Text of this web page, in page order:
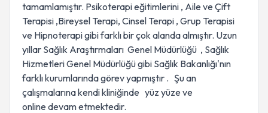
tamamlamıştır. Psikoterapi eğitimlerini , Aile ve Çift
Terapisi ,Bireysel Terapi, Cinsel Terapi , Grup Terapisi
ve Hipnoterapi gibi farklı bir çok alanda almıştır. Uzun
yıllar Sağlık Araştırmaları Genel Müdürlüğü , Sağlık
Hizmetleri Genel Müdürlüğü gibi Sağlık Bakanlığı'nın
farklı kurumlarında görev yapmıştır . Şu an
çalışmalarına kendi kliniğinde yüz yüze ve
online devam etmektedir.